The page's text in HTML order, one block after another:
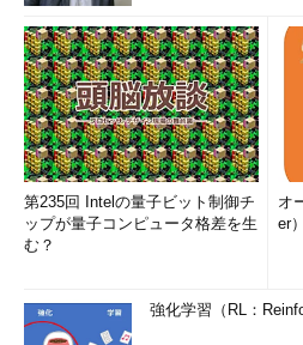
第235回 Intelの量子ビット制御チ
ップが量子コンピュータ格差を生
む？
オ
er
強化学習（RL：